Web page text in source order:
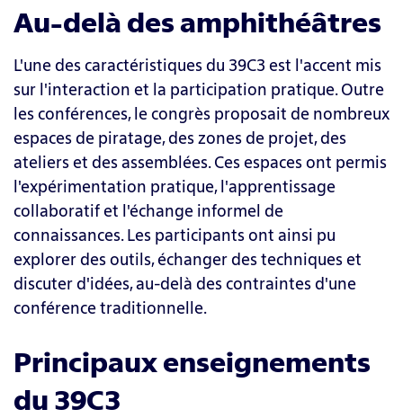
Au-delà des amphithéâtres
L'une des caractéristiques du 39C3 est l'accent mis
sur l'interaction et la participation pratique. Outre
les conférences, le congrès proposait de nombreux
espaces de piratage, des zones de projet, des
ateliers et des assemblées. Ces espaces ont permis
l'expérimentation pratique, l'apprentissage
collaboratif et l'échange informel de
connaissances. Les participants ont ainsi pu
explorer des outils, échanger des techniques et
discuter d'idées, au-delà des contraintes d'une
conférence traditionnelle.
Principaux enseignements
du 39C3